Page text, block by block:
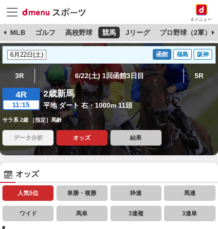
dメニュー
MLB ゴルフ 高校野球 競馬 Jリーグ プロ野球（2軍）
函館 福島 阪神
3R 6/22(土) 1回函館3日目 5R
4R
11:15
2歳新馬
平地 ダート 右・1000m 11頭
サラ系 2歳 ［指定］馬齢
データ分析 オッズ 結果
オッズ
人気5位 単勝・複勝 枠連 馬連
ワイド 馬単 3連複 3連単